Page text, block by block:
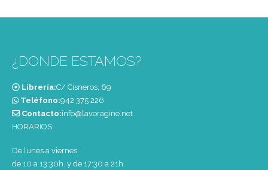
¿DONDE ESTAMOS?
Librería:C/ Cisneros, 69
Teléfono:‭942 375 226‬
Contacto:info@lavoragine.net
HORARIOS
De lunes a viernes
de 10 a 13:30h. y de 17:30 a 21h.